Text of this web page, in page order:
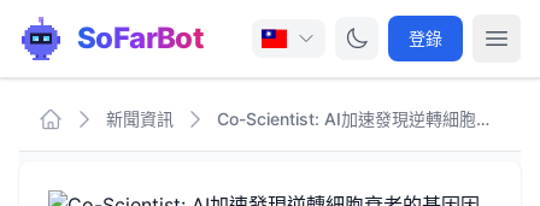
SoFarBot 登錄
新聞資訊 Co-Scientist: AI加速發現逆轉細胞衰老的基因因子